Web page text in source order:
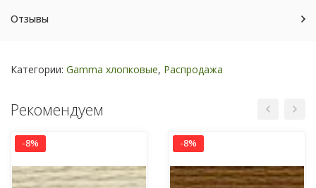
Отзывы
Категории: Gamma хлопковые, Распродажа
Рекомендуем
-8% -8%